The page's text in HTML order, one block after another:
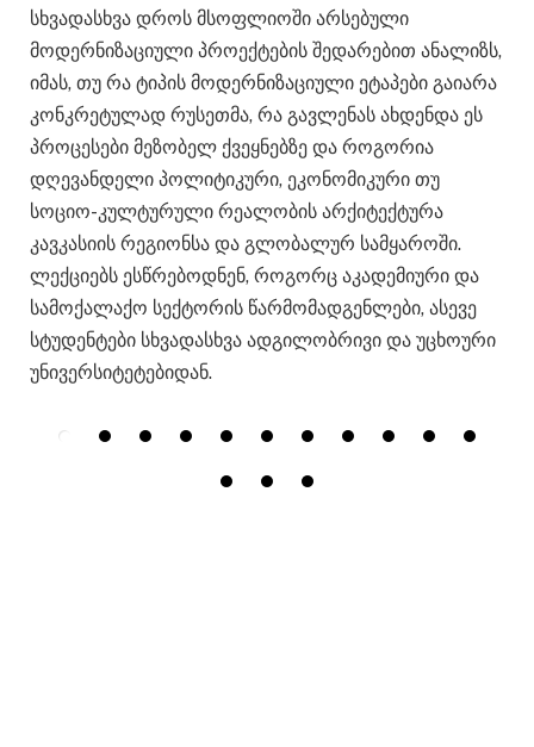
სხვადასხვა დროს მსოფლიოში არსებული
მოდერნიზაციული პროექტების შედარებით ანალიზს,
იმას, თუ რა ტიპის მოდერნიზაციული ეტაპები გაიარა
კონკრეტულად რუსეთმა, რა გავლენას ახდენდა ეს
პროცესები მეზობელ ქვეყნებზე და როგორია
დღევანდელი პოლიტიკური, ეკონომიკური თუ
სოციო-კულტურული რეალობის არქიტექტურა
კავკასიის რეგიონსა და გლობალურ სამყაროში.
ლექციებს ესწრებოდნენ, როგორც აკადემიური და
სამოქალაქო სექტორის წარმომადგენლები, ასევე
სტუდენტები სხვადასხვა ადგილობრივი და უცხოური
უნივერსიტეტებიდან.